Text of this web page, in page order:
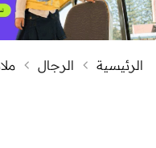
الرئيسية الرجال